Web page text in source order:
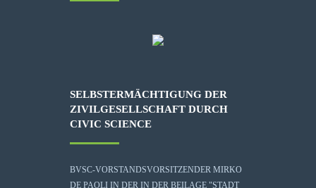
SELBSTERMÄCHTIGUNG DER
ZIVILGESELLSCHAFT DURCH
CIVIC SCIENCE
BVSC-VORSTANDSVORSITZENDER MIRKO
DE PAOLI IN DER IN DER BEILAGE "STADT